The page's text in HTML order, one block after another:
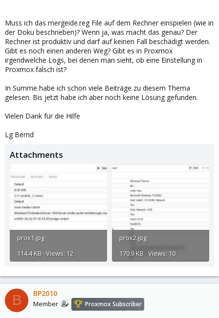
Muss ich das mergeide.reg File auf dem Rechner einspielen (wie in
der Doku beschrieben)? Wenn ja, was macht das genau? Der
Rechner ist produktiv und darf auf keinen Fall beschädigt werden.
Gibt es noch einen anderen Weg? Gibt es in Proxmox
irgendwelche Logs, bei denen man sieht, ob eine Einstellung in
Proxmox falsch ist?
In Summe habe ich schon viele Beiträge zu diesem Thema
gelesen. Bis jetzt habe ich aber noch keine Lösung gefunden.
Vielen Dank für die Hilfe
Lg Bernd
Attachments
prox1.jpg
114.4 KB · Views: 12
prox2.jpg
170.9 KB · Views: 10
B BP2010
Member Proxmox Subscriber